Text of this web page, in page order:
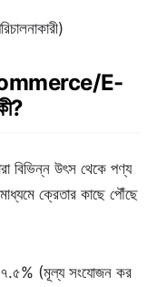
E-
বিভিন্ন উৎস থেকে পণ্য
ক্রেতার কাছে পৌঁছে
৭.৫% (মূল্য সংযোজন কর